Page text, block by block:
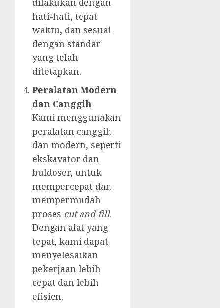
dilakukan dengan
hati-hati, tepat
waktu, dan sesuai
dengan standar
yang telah
ditetapkan.
Peralatan Modern
dan Canggih
Kami menggunakan
peralatan canggih
dan modern, seperti
ekskavator dan
buldoser, untuk
mempercepat dan
mempermudah
proses cut and fill.
Dengan alat yang
tepat, kami dapat
menyelesaikan
pekerjaan lebih
cepat dan lebih
efisien.